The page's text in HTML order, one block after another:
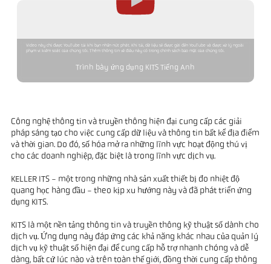
Video này chỉ được YouTube tải khi bạn nhấn nút phát. Khi tải, dữ liệu sẽ được gửi đến YouTube và được xử lý ngoài
phạm vi kiểm soát của chúng tôi. Thêm thông tin về điều này có trong chính sách bảo mật của chúng tôi.
Trình bày ứng dụng KITS Tiếng Anh
Công nghệ thông tin và truyền thông hiện đại cung cấp các giải
pháp sáng tạo cho việc cung cấp dữ liệu và thông tin bất kể địa điểm
và thời gian. Do đó, số hóa mở ra những lĩnh vực hoạt động thú vị
cho các doanh nghiệp, đặc biệt là trong lĩnh vực dịch vụ.
KELLER ITS - một trong những nhà sản xuất thiết bị đo nhiệt độ
quang học hàng đầu - theo kịp xu hướng này và đã phát triển ứng
dụng KITS.
KITS là một nền tảng thông tin và truyền thông kỹ thuật số dành cho
dịch vụ. Ứng dụng này đáp ứng các khả năng khác nhau của quản lý
dịch vụ kỹ thuật số hiện đại để cung cấp hỗ trợ nhanh chóng và dễ
dàng, bất cứ lúc nào và trên toàn thế giới, đồng thời cung cấp thông